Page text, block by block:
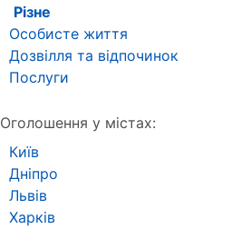
Різне
Особисте життя
Дозвілля та відпочинок
Послуги
Оголошення у містах:
Київ
Дніпро
Львів
Харків